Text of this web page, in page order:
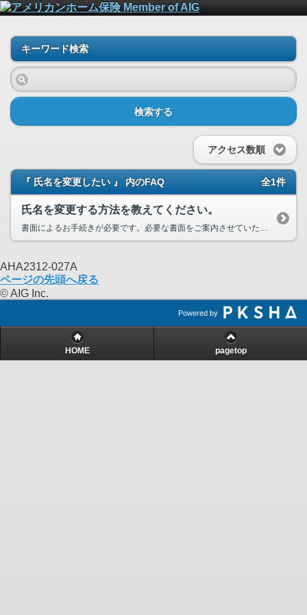
キーワード検索
検索する
アクセス数順
『 氏名を変更したい 』 内のFAQ 全1件
氏名を変更する方法を教えてください。
書面によるお手続きが必要です。必要な書面をご案内させていただきますので、下のリンク先（お問い合わせ先一覧）に記載の...
AHA2312-027A
ページの先頭へ戻る
© AIG Inc.
Powered by
HOME pagetop